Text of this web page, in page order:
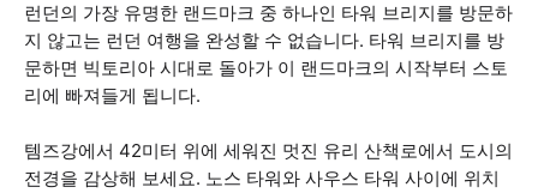
런던의 가장 유명한 랜드마크 중 하나인 타워 브리지를 방문하
지 않고는 런던 여행을 완성할 수 없습니다. 타워 브리지를 방
문하면 빅토리아 시대로 돌아가 이 랜드마크의 시작부터 스토
리에 빠져들게 됩니다.
템즈강에서 42미터 위에 세워진 멋진 유리 산책로에서 도시의
전경을 감상해 보세요. 노스 타워와 사우스 타워 사이에 위치